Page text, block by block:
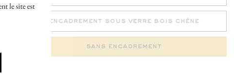
le site est
encadrement sous verre bois chêne
sans encadrement